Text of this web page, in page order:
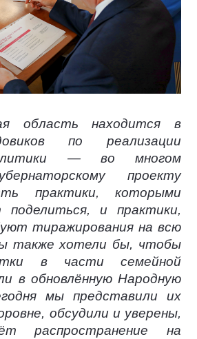
область находится в
по реализации
— во многом
проекту
практики, которыми
и практики,
тиражирования на всю
также хотели бы, чтобы
в части семейной
в обновлённую Народную
мы представили их
обсудили и уверены,
распространение на